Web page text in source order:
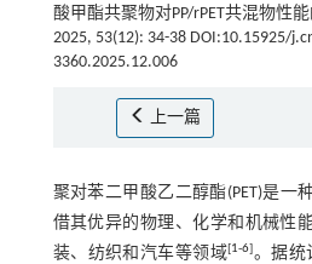
酸甲酯共聚物对PP/rPET共混物性
2025, 53(12): 34-38 DOI:10.15925/
3360.2025.12.006
上一篇
聚对苯二甲酸乙二醇酯(PET)是一
借其优异的物理、化学和机械性
装、纺织和汽车等领域[1-6]。据统